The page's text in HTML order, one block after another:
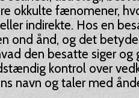
okkulte fænomener,
indirekte. Hos en
ond ånd, og det
den besatte siger og
kontrol over
navn og taler med